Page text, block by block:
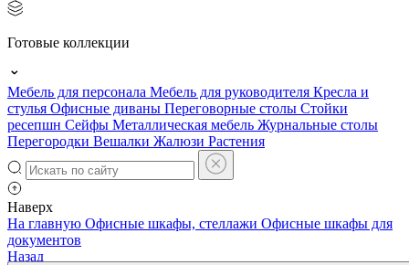
Готовые коллекции
Мебель для персонала Мебель для руководителя Кресла и
стулья Офисные диваны Переговорные столы Стойки
ресепшн Сейфы Металлическая мебель Журнальные столы
Перегородки Вешалки Жалюзи Растения
Наверх
На главную Офисные шкафы, стеллажи Офисные шкафы для
документов
Назад